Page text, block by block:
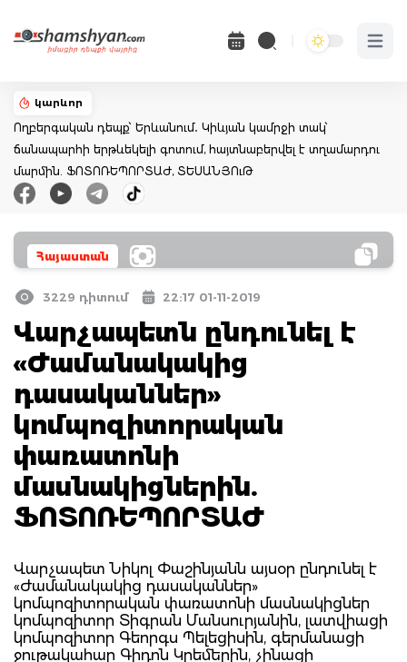
Open
կարևոր
Ողբերգական դեպք՝ Երևանում․ Կիևյան կամրջի տակ՝
ճանապարհի երթևեկելի գոտում, հայտնաբերվել է տղամարդու
մարմին. ՖՈՏՈՌԵՊՈՐՏԱԺ, ՏԵՍԱՆՅՈւԹ
Հայաստան
3229 դիտում 22:17 01-11-2019
Վարչապետն ընդունել է
«Ժամանակակից
դասականներ»
կոմպոզիտորական
փառատոնի
մասնակիցներին.
ՖՈՏՈՌԵՊՈՐՏԱԺ
Վարչապետ Նիկոլ Փաշինյանն այսօր ընդունել է
«Ժամանակակից դասականներ»
կոմպոզիտորական փառատոնի մասնակիցներ
կոմպոզիտոր Տիգրան Մանսուրյանին, լատվիացի
կոմպոզիտոր Գեորգս Պելեցիսին, գերմանացի
ջութակահար Գիդոն Կրեմերին, չինացի